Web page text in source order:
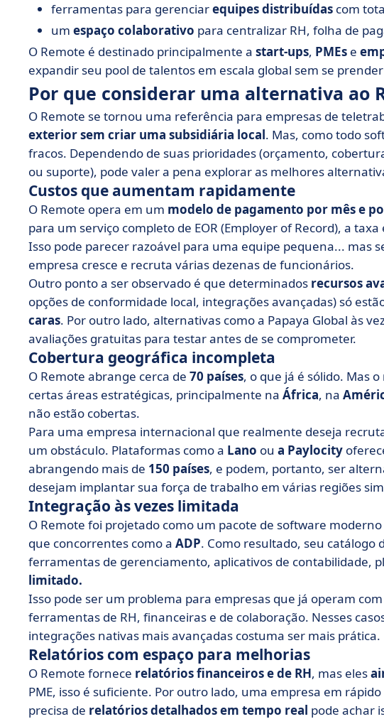
ferramentas para gerenciarequipes distribuídas com
um espaço colaborativo para centralizar RH, folha de
O Remote é destinado principalmente a start-ups, PMEs e
expandir seu pool de talentos em escala global sem se
Por que considerar uma alternativa ao
O Remote se tornou uma referência para empresas de
exterior sem criar uma subsidiária local. Mas, como todo
fracos. Dependendo de suas prioridades (orçamento,
ou suporte), pode valer a pena explorar as melhores
Custos que aumentam rapidamente
O Remote opera em um modelo de pagamento por mês e
para um serviço completo de EOR (Employer of Record), a taxa
Isso pode parecer razoável para uma equipe pequena... mas
empresa cresce e recruta várias dezenas de funcionários.
Outro ponto a ser observado é que determinados recursos
opções de conformidade local, integrações avançadas) só
caras. Por outro lado, alternativas como a Papaya Global às
avaliações gratuitas para testar antes de se comprometer.
Cobertura geográfica incompleta
O Remote abrange cerca de 70 países, o que já é sólido. Mas
certas áreas estratégicas, principalmente na África, na
não estão cobertas.
Para uma empresa internacional que realmente deseja
um obstáculo. Plataformas como a Lano ou a Paylocity
abrangendo mais de 150 países, e podem, portanto, ser
desejam implantar sua força de trabalho em várias regiões
Integração às vezes limitada
O Remote foi projetado como um pacote de software
que concorrentes como a ADP. Como resultado, seu catálogo
ferramentas de gerenciamento, aplicativos de contabilidade,
limitado.
Isso pode ser um problema para empresas que já operam
ferramentas de RH, financeiras e de colaboração. Nesses
integrações nativas mais avançadas costuma ser mais prática.
Relatórios com espaço para melhorias
O Remote fornece relatórios financeiros e de RH, mas eles
PME, isso é suficiente. Por outro lado, uma empresa em
precisa de relatórios detalhados em tempo real pode achar